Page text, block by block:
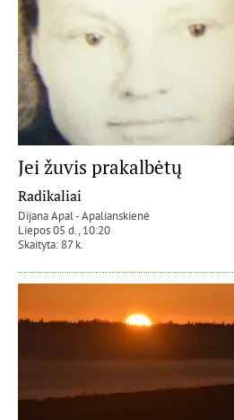
Jei žuvis prakalbėtų
Radikaliai
Dijana Apal - Apalianskienė
Liepos 05 d., 10:20
Skaityta: 87 k.